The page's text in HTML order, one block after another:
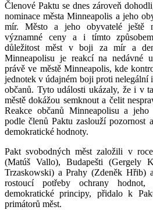
Členové Paktu se dnes zároveň
nominace města Minneapolis a jeho
mír. Město a jeho obyvatelé ještě
významné ceny a i tímto
důležitost měst v boji za mír a
Minneapolisu je reakcí na nedávné
právě ve městě Minneapolis, kde
jednotek v údajném boji proti
občanů. Tyto události ukázaly, že i v
městě dokážou semknout a čelit
Reakce občanů Minneapolisu a
podle členů Paktu zaslouží pozornost
demokratické hodnoty.
Pakt svobodných měst založili v
(Matúš Vallo), Budapešti (Gergely
Trzaskowski) a Prahy (Zdeněk Hřib)
rostoucí potřeby ochrany
demokratické principy, přidalo k
primátorů měst.